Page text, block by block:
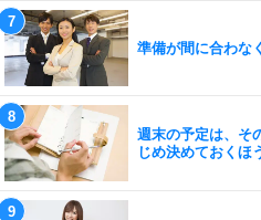
準備が間に合わな
週末の予定は、そ
じめ決めておくほ